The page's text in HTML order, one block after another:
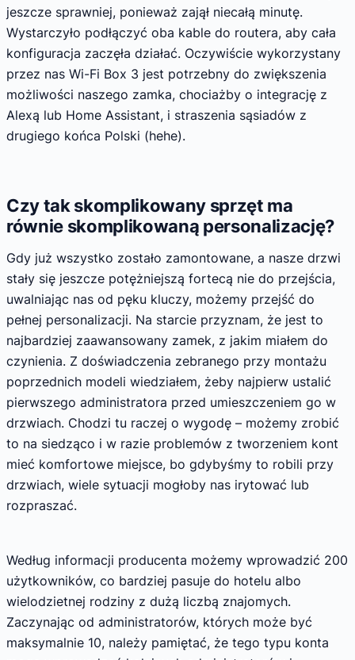
jeszcze sprawniej, ponieważ zajął niecałą minutę.
Wystarczyło podłączyć oba kable do routera, aby cała
konfiguracja zaczęła działać. Oczywiście wykorzystany
przez nas Wi-Fi Box 3 jest potrzebny do zwiększenia
możliwości naszego zamka, chociażby o integrację z
Alexą lub Home Assistant, i straszenia sąsiadów z
drugiego końca Polski (hehe).
Czy tak skomplikowany sprzęt ma
równie skomplikowaną personalizację?
Gdy już wszystko zostało zamontowane, a nasze drzwi
stały się jeszcze potężniejszą fortecą nie do przejścia,
uwalniając nas od pęku kluczy, możemy przejść do
pełnej personalizacji. Na starcie przyznam, że jest to
najbardziej zaawansowany zamek, z jakim miałem do
czynienia. Z doświadczenia zebranego przy montażu
poprzednich modeli wiedziałem, żeby najpierw ustalić
pierwszego administratora przed umieszczeniem go w
drzwiach. Chodzi tu raczej o wygodę – możemy zrobić
to na siedząco i w razie problemów z tworzeniem kont
mieć komfortowe miejsce, bo gdybyśmy to robili przy
drzwiach, wiele sytuacji mogłoby nas irytować lub
rozpraszać.
Według informacji producenta możemy wprowadzić 200
użytkowników, co bardziej pasuje do hotelu albo
wielodzietnej rodziny z dużą liczbą znajomych.
Zaczynając od administratorów, których może być
maksymalnie 10, należy pamiętać, że tego typu konta